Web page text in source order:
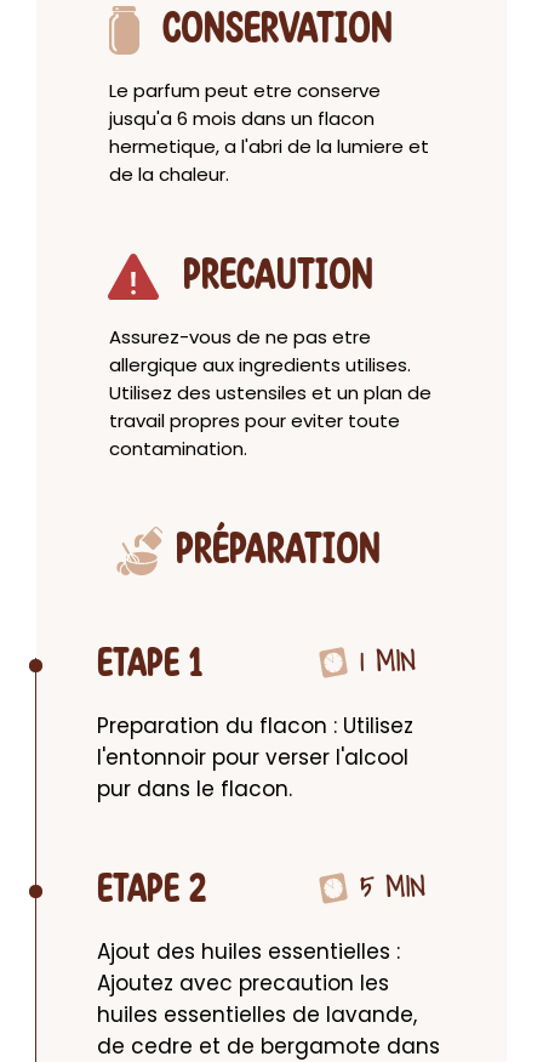
CONSERVATION
Le parfum peut etre conserve
jusqu'a 6 mois dans un flacon
hermetique, a l'abri de la lumiere et
de la chaleur.
PRECAUTION
Assurez-vous de ne pas etre
allergique aux ingredients utilises.
Utilisez des ustensiles et un plan de
travail propres pour eviter toute
contamination.
PRÉPARATION
ETAPE 1 1 MIN
Preparation du flacon : Utilisez
l'entonnoir pour verser l'alcool
pur dans le flacon.
ETAPE 2 5 MIN
Ajout des huiles essentielles :
Ajoutez avec precaution les
huiles essentielles de lavande,
de cedre et de bergamote dans